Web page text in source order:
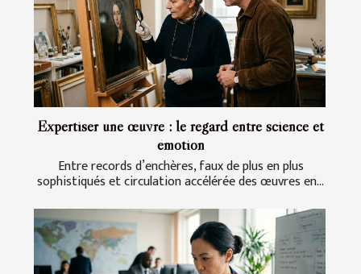
Expertiser une œuvre : le regard entre science et
émotion
Entre records d’enchères, faux de plus en plus
sophistiqués et circulation accélérée des œuvres en...